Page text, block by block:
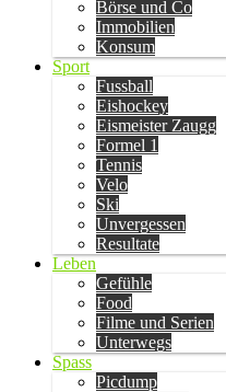
Börse und Co
Immobilien
Konsum
Sport
Fussball
Eishockey
Eismeister Zaugg
Formel 1
Tennis
Velo
Ski
Unvergessen
Resultate
Leben
Gefühle
Food
Filme und Serien
Unterwegs
Spass
Picdump